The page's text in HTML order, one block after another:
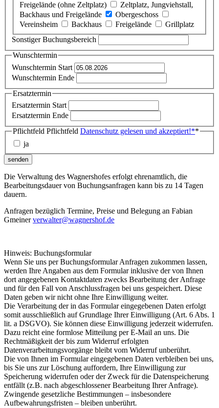
Freigelände (ohne Zeltplatz)
Zeltplatz, Jungviehstall,
Backhaus und Freigelände
Obergeschoss
Vereinsheim
Backhaus Freigelände
Grillplatz
Sonstiger Buchungsbereich
Wunschtermin
Wunschtermin Start
Wunschtermin Ende
Ersatztermin
Ersatztermin Start
Ersatztermin Ende
Pflichtfeld Pflichtfeld Datenschutz gelesen und akzeptiert!**
ja
senden
Die Verwaltung des Wagnershofes erfolgt ehrenamtlich, die
Bearbeitungsdauer von Buchungsanfragen kann bis zu 14 Tagen
dauern.
Anfragen bezüglich Termine, Preise und Belegung an Fabian
Gmeinerverwalter@wagnershof.de
Hinweis: Buchungsformular
Wenn Sie uns per Buchungsformular Anfragen zukommen lassen,
werden Ihre Angaben aus dem Formular inklusive der von Ihnen
dort angegebenen Kontaktdaten zwecks Bearbeitung der Anfrage
und für den Fall von Anschlussfragen bei uns gespeichert. Diese
Daten geben wir nicht ohne Ihre Einwilligung weiter.
Die Verarbeitung der in das Formular eingegebenen Daten erfolgt
somit ausschließlich auf Grundlage Ihrer Einwilligung (Art. 6 Abs. 1
lit. a DSGVO). Sie können diese Einwilligung jederzeit widerrufen.
Dazu reicht eine formlose Mitteilung per E-Mail an uns. Die
Rechtmäßigkeit der bis zum Widerruf erfolgten
Datenverarbeitungsvorgänge bleibt vom Widerruf unberührt.
Die von Ihnen im Formular eingegebenen Daten verbleiben bei uns,
bis Sie uns zur Löschung auffordern, Ihre Einwilligung zur
Speicherung widerrufen oder der Zweck für die Datenspeicherung
entfällt (z.B. nach abgeschlossener Bearbeitung Ihrer Anfrage).
Zwingende gesetzliche Bestimmungen – insbesondere
Aufbewahrungsfristen – bleiben unberührt.